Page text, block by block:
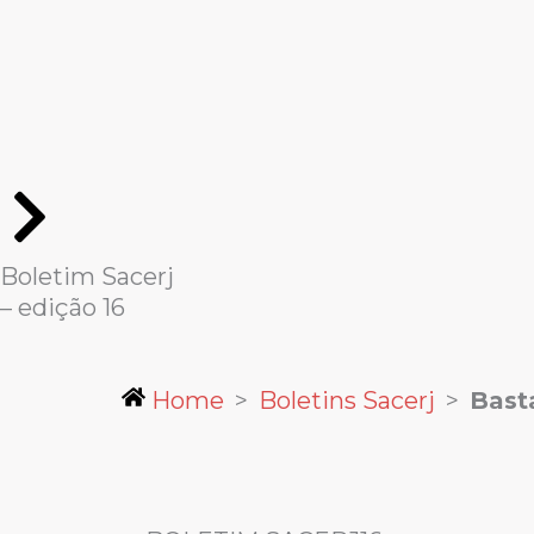
Boletim Sacerj
– edição 16
Home > Boletins Sacerj >